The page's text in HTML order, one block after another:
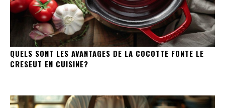
QUELS SONT LES AVANTAGES DE LA COCOTTE FONTE LE
CRESEUT EN CUISINE?